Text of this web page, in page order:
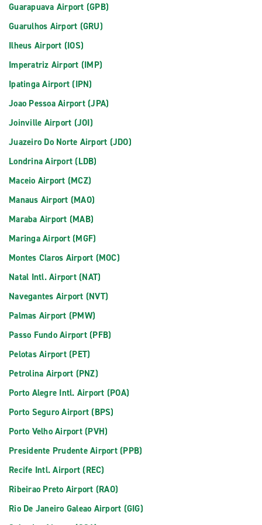
Guarapuava Airport (GPB)
Guarulhos Airport (GRU)
Ilheus Airport (IOS)
Imperatriz Airport (IMP)
Ipatinga Airport (IPN)
Joao Pessoa Airport (JPA)
Joinville Airport (JOI)
Juazeiro Do Norte Airport (JDO)
Londrina Airport (LDB)
Maceio Airport (MCZ)
Manaus Airport (MAO)
Maraba Airport (MAB)
Maringa Airport (MGF)
Montes Claros Airport (MOC)
Natal Intl. Airport (NAT)
Navegantes Airport (NVT)
Palmas Airport (PMW)
Passo Fundo Airport (PFB)
Pelotas Airport (PET)
Petrolina Airport (PNZ)
Porto Alegre Intl. Airport (POA)
Porto Seguro Airport (BPS)
Porto Velho Airport (PVH)
Presidente Prudente Airport (PPB)
Recife Intl. Airport (REC)
Ribeirao Preto Airport (RAO)
Rio De Janeiro Galeao Airport (GIG)